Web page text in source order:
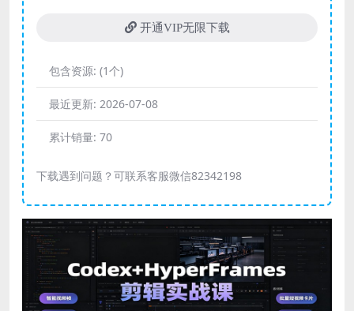
开通VIP无限下载
包含资源: (1个)
最近更新: 2026-07-08
累计销量: 70
下载遇到问题？可联系客服微信82342198